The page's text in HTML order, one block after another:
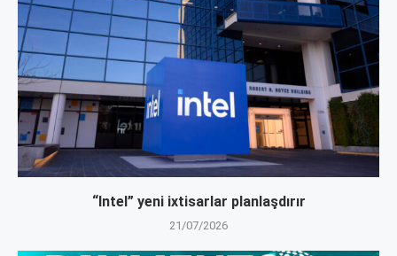
“Intel” yeni ixtisarlar planlaşdırır
21/07/2026